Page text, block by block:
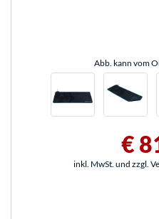
Abb. kann vom
€
inkl. MwSt. und zzgl.